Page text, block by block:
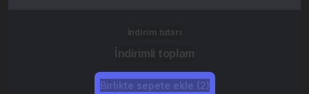
İndirim tutarı
İndirimli toplam
Birlikte sepete ekle (2)